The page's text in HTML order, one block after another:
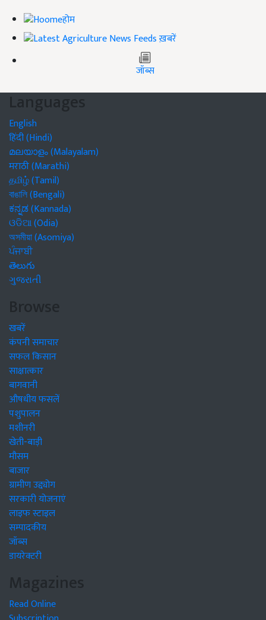
होम
ख़बरें
जॉब्स
Languages
English
हिंदी (Hindi)
മലയാളം (Malayalam)
मराठी (Marathi)
தமிழ் (Tamil)
বাঙালি (Bengali)
ಕನ್ನಡ (Kannada)
ଓଡିଆ (Odia)
অসমীয়া (Asomiya)
ਪੰਜਾਬੀ
తెలుగు
ગુજરાતી
Browse
खबरें
कंपनी समाचार
सफल किसान
साक्षात्कार
बागवानी
औषधीय फसलें
पशुपालन
मशीनरी
खेती-बाड़ी
मौसम
बाजार
ग्रामीण उद्द्योग
सरकारी योजनाएं
लाइफ स्टाइल
सम्पादकीय
जॉब्स
डायरेक्टरी
Magazines
Read Online